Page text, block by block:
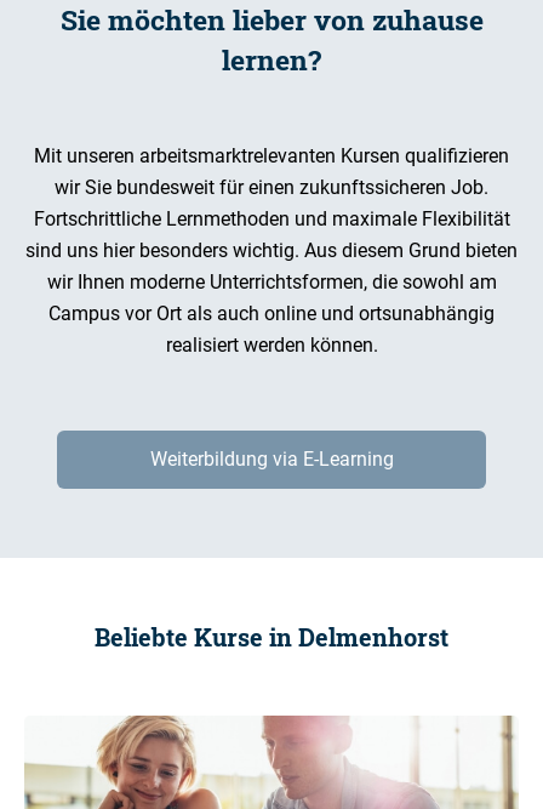
Sie möchten lieber von zuhause
lernen?
Mit unseren arbeitsmarktrelevanten Kursen qualifizieren
wir Sie bundesweit für einen zukunftssicheren Job.
Fortschrittliche Lernmethoden und maximale Flexibilität
sind uns hier besonders wichtig. Aus diesem Grund bieten
wir Ihnen moderne Unterrichtsformen, die sowohl am
Campus vor Ort als auch online und ortsunabhängig
realisiert werden können.
Weiterbildung via E-Learning
Beliebte Kurse in Delmenhorst